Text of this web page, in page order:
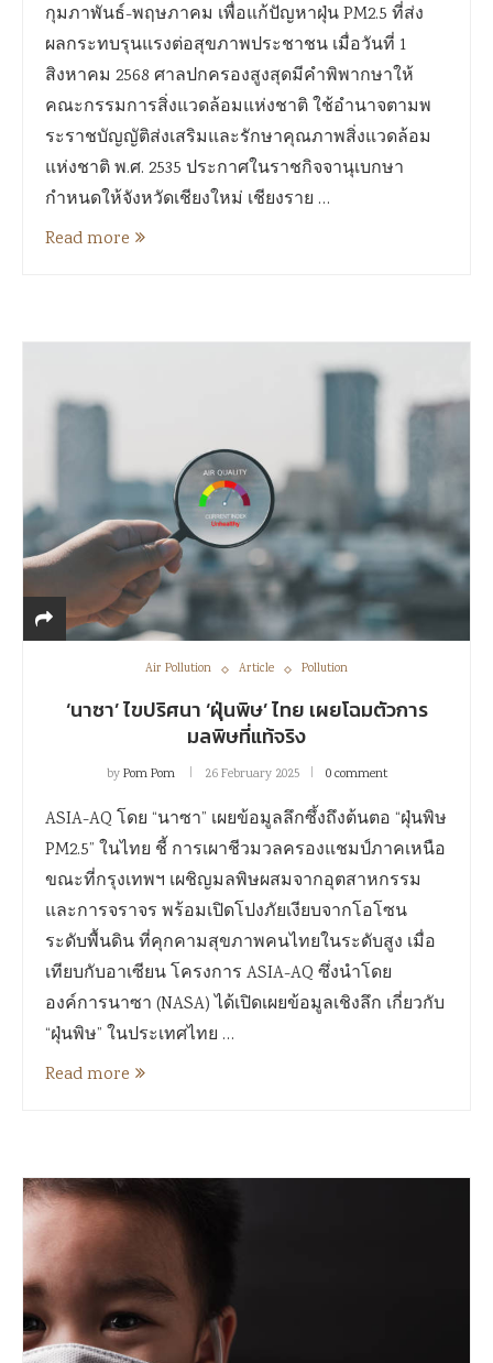
กุมภาพันธ์-พฤษภาคม เพื่อแก้ปัญหาฝุ่น PM2.5 ที่ส่ง
ผลกระทบรุนแรงต่อสุขภาพประชาชน เมื่อวันที่ 1
สิงหาคม 2568 ศาลปกครองสูงสุดมีคำพิพากษาให้
คณะกรรมการสิ่งแวดล้อมแห่งชาติ ใช้อำนาจตามพ
ระราชบัญญัติส่งเสริมและรักษาคุณภาพสิ่งแวดล้อม
แห่งชาติ พ.ศ. 2535 ประกาศในราชกิจจานุเบกษา
กำหนดให้จังหวัดเชียงใหม่ เชียงราย …
Read more
Air Pollution Article Pollution
‘นาซา’ ไขปริศนา ‘ฝุ่นพิษ’ ไทย เผยโฉมตัวการ
มลพิษที่แท้จริง
byPom Pom 26 February 2025 0 comment
ASIA-AQ โดย “นาซา” เผยข้อมูลลึกซึ้งถึงต้นตอ “ฝุ่นพิษ
PM2.5” ในไทย ชี้ การเผาชีวมวลครองแชมป์ภาคเหนือ
ขณะที่กรุงเทพฯ เผชิญมลพิษผสมจากอุตสาหกรรม
และการจราจร พร้อมเปิดโปงภัยเงียบจากโอโซน
ระดับพื้นดิน ที่คุกคามสุขภาพคนไทยในระดับสูง เมื่อ
เทียบกับอาเซียน โครงการ ASIA-AQ ซึ่งนำโดย
องค์การนาซา (NASA) ได้เปิดเผยข้อมูลเชิงลึก เกี่ยวกับ
“ฝุ่นพิษ” ในประเทศไทย …
Read more